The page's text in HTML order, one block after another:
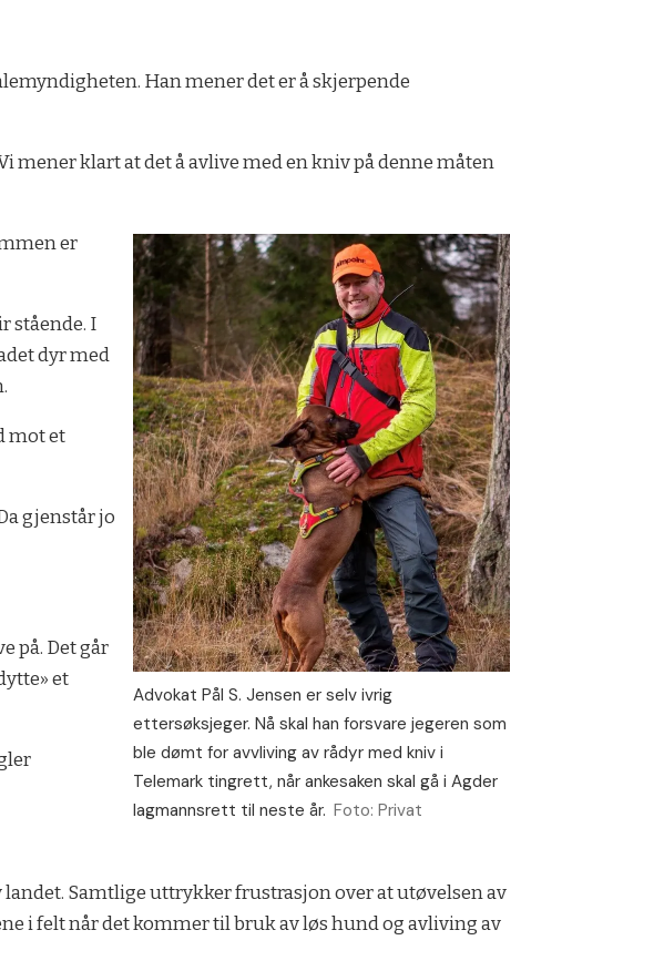
Han mener det er å skjerpende
mener klart at det å avlive med en kniv på denne måten
Advokat Pål S. Jensen er selv ivrig
ettersøksjeger. Nå skal han forsvare jegeren som
ble dømt for avvliving av rådyr med kniv i
Telemark tingrett, når ankesaken skal gå i Agder
lagmannsrett til neste år. Foto: Privat
er
stående. I
dyr med
mot et
gjenstår jo
på. Det går
et
landet. Samtlige uttrykker frustrasjon over at utøvelsen av
i felt når det kommer til bruk av løs hund og avliving av